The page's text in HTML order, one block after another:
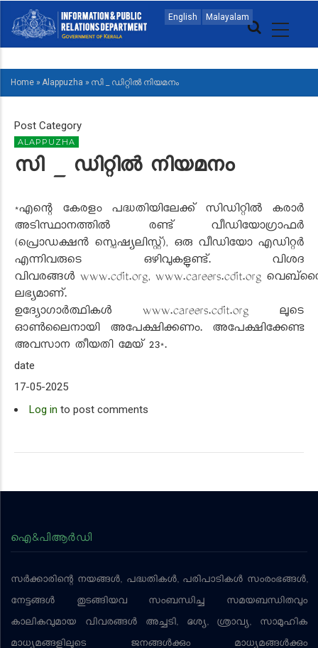
main
English Malayalam
MAIN
NAVIGATION
MALAYALAM
BREADCRUMB
Home » Alappuzha » സി _ ഡിറ്റിൽ നിയമനം
Post Category
ALAPPUZHA
സി _ ഡിറ്റിൽ നിയമനം
*എന്റെ കേരളം പദ്ധതിയിലേക്ക് സിഡിറ്റിൽ കരാർ
അടിസ്ഥാനത്തിൽ രണ്ട് വീഡിയോഗ്രാഫർ
(പ്രൊഡക്ഷൻ സ്പെഷ്യലിസ്റ്റ്), ഒരു വീഡിയോ എഡിറ്റർ
എന്നിവരുടെ ഒഴിവുകളുണ്ട്. വിശദ
വിവരങ്ങൾ www.cdit.org, www.careers.cdit.org
ലഭ്യമാണ്.
ഉദ്യോഗാർത്ഥികൾ www.careers.cdit.org ലൂടെ
ഓൺലൈനായി അപേക്ഷിക്കണം. അപേക്ഷിക്കേണ്ട
അവസാന തീയതി മേയ് 23*.
date
17-05-2025
Log in to post comments
ഐ&പിആര്‍ഡി
സര്‍ക്കാരിന്റെ നയങ്ങള്‍, പദ്ധതികള്‍, പരിപാടികള്‍ സംരംഭങ്ങള്‍,
നേട്ടങ്ങള്‍ തുടങ്ങിയവ സംബന്ധിച്ച സമയബന്ധിതവും
കാലികവുമായ വിവരങ്ങള്‍ അച്ചടി, ദൃശ്യ, ശ്രാവ്യ, സാമൂഹിക
മാധ്യമങ്ങളിലൂടെ ജനങ്ങള്‍ക്കും മാധ്യമങ്ങള്‍ക്കും